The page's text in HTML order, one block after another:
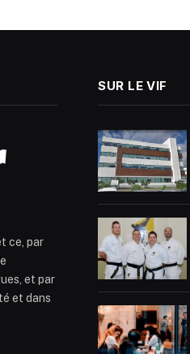
ce, par
et par
et dans
SUR LE VIF